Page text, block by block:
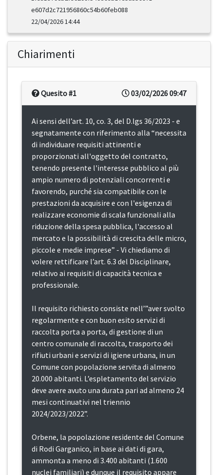
e607d2c721956860c54b60feb088
22/04/2026 14:44
Chiarimenti
03/02/2026 09:47
Quesito #1
Ai sensi dell’art. 10, co. 3, del D.lgs 36/2023 - e
segnatamente con riferimento alla “necessita
di individuare requisiti attinenti e
proporzionati all'oggetto del contratto,
tenendo presente l'interesse pubblico al più
ampio numero di potenziali concorrenti e
favorendo, purché sia compatibile con le
prestazioni da acquisire e con l'esigenza di
realizzare economie di scala funzionali alla
riduzione della spesa pubblica, l'accesso al
mercato e la possibilità di crescita delle micro,
piccole e medie imprese” - Vi chiediamo di
volere rettificare l’art. 6.3 del Disciplinare,
relativo ai requisiti di capacità tecnica e
professionale.
Il requisito richiesto consiste nell’”aver svolto
regolarmente e con buon esito servizi di
raccolta porta a porta, di gestione di un
centro comunale di raccolta, trasporto dei
rifiuti urbani e servizi di igiene urbana, in un
Comune con popolazione servita di almeno
20.000 abitanti. L’espletamento del servizio
deve avere avuto una durata pari ad almeno 24
mesi continuativi nel triennio
2024/2023/2022”.
Orbene, la popolazione residente del Comune
di Rodi Garganico, in base ai dati di gara,
ammonta a meno di 3.400 abitanti (1.600
nuclei familiari) e dunque il requisito appare